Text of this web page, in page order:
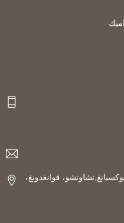
قوانغدونغ،